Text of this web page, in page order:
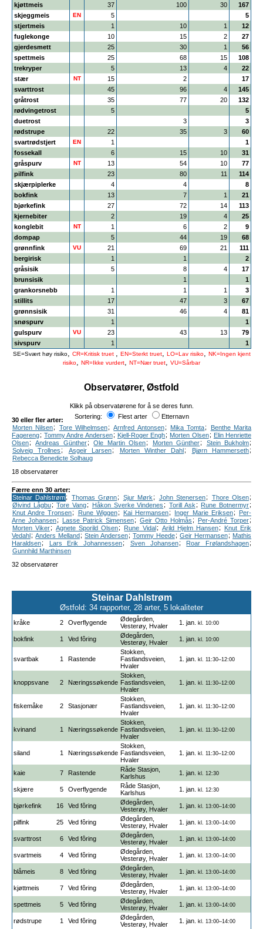
kjøttmeis
37 100 30
167
skjeggmeis
EN 5
5
stjertmeis
1 10 1
12
fuglekonge
10 15 2
27
gjerdesmett
25 30 1
56
spettmeis
25 68 15
108
trekryper
5 13 4
22
stær
NT 15 2
17
svarttrost
45 96 4
145
gråtrost
35 77 20
132
rødvingetrost
5
5
duetrost
3
3
rødstrupe
22 35 3
60
svartrødstjert
EN 1
1
fossekall
6 15 10
31
gråspurv
NT 13 54 10
77
pilfink
23 80 11
114
skjærpiplerke
4 4
8
bokfink
13 7 1
21
bjørkefink
27 72 14
113
kjernebiter
2 19 4
25
konglebit
NT 1 6 2
9
dompap
5 44 19
68
grønnfink
VU 21 69 21
111
bergirisk
1 1
2
gråsisik
5 8 4
17
brunsisik
1
1
grankorsnebb
1 1 1
3
stillits
17 47 3
67
grønnsisik
31 46 4
81
snøspurv
1
1
gulspurv
VU 23 43 13
79
sivspurv
1 1
SE=Svært høy risiko, CR=Kritisk truet , EN=Sterkt truet, LO=Lav risiko, NK=Ingen kjent
risiko, NR=Ikke vurdert, NT=Nær truet, VU=Sårbar
Observatører, Østfold
Klikk på observatørene for å se deres funn.
Sortering:
Flest arter Etternavn
30 eller fler arter:
Morten Nilsen; Tore Wilhelmsen; Arnfred Antonsen; Mika Tomta;
Benthe Marita
Fagereng; Tommy Andre Andersen; Kjell-Roger Engh; Morten Olsen; Elin Henriette
Olsen; Andreas Günther; Ole Martin Olsen; Morten Günther; Stein Bukholm;
Solveig Trollnes ; Asgeir Larsen; Morten Winther Dahl; Bjørn Hammerseth;
Rebecca Benedicte Solhaug
18 observatører
Færre enn 30 arter:
Steinar Dahlstrøm; Thomas Grønn; Sjur Mørk ; John Stenersen; Thore Olsen;
Øivind Lågbu; Tore Vang; Håkon Sverke Vindenes ; Torill Ask ; Rune Botnermyr;
Knut Andre Tronsen; Rune Wiggen; Kai Hermansen; Inger Marie Eriksen;
Per-
Arne Johansen; Lasse Patrick Simensen; Geir Otto Holmås ; Per-André Torper;
Morten Viker; Agnete Sporild Olsen; Rune Vidal ; Arild Hjelm Hansen;
Knut Erik
Vedahl; Anders Melland; Stein Andersen; Tommy Heede; Geir Hermansen; Mathis
Haraldsen; Lars Erik Johannessen; Sven Johansen ; Roar Frølandshagen;
Gunnhild Marthinsen
32 observatører
Steinar Dahlstrøm
Østfold: 34 rapporter, 28 arter, 5 lokaliteter
kråke 2 Overflygende
Ødegården,
Vesterøy, Hvaler
1. jan. kl. 10:00
bokfink 1 Ved fôring
Ødegården,
Vesterøy, Hvaler
1. jan. kl. 10:00
svartbak 1 Rastende
Stokken,
Fastlandsveien,
Hvaler
1. jan. kl. 11:30–12:00
knoppsvane 2 Næringssøkende
Stokken,
Fastlandsveien,
Hvaler
1. jan. kl. 11:30–12:00
fiskemåke 2 Stasjonær
Stokken,
Fastlandsveien,
Hvaler
1. jan. kl. 11:30–12:00
kvinand 1 Næringssøkende
Stokken,
Fastlandsveien,
Hvaler
1. jan. kl. 11:30–12:00
siland 1 Næringssøkende
Stokken,
Fastlandsveien,
Hvaler
1. jan. kl. 11:30–12:00
kaie 7 Rastende
Råde Stasjon,
Karlshus
1. jan. kl. 12:30
skjære 5 Overflygende
Råde Stasjon,
Karlshus
1. jan. kl. 12:30
bjørkefink 16 Ved fôring
Ødegården,
Vesterøy, Hvaler
1. jan. kl. 13:00–14:00
pilfink 25 Ved fôring
Ødegården,
Vesterøy, Hvaler
1. jan. kl. 13:00–14:00
svarttrost 6 Ved fôring
Ødegården,
Vesterøy, Hvaler
1. jan. kl. 13:00–14:00
svartmeis 4 Ved fôring
Ødegården,
Vesterøy, Hvaler
1. jan. kl. 13:00–14:00
blåmeis 8 Ved fôring
Ødegården,
Vesterøy, Hvaler
1. jan. kl. 13:00–14:00
kjøttmeis 7 Ved fôring
Ødegården,
Vesterøy, Hvaler
1. jan. kl. 13:00–14:00
spettmeis 5 Ved fôring
Ødegården,
Vesterøy, Hvaler
1. jan. kl. 13:00–14:00
rødstrupe 1 Ved fôring
Ødegården,
Vesterøy, Hvaler
1. jan. kl. 13:00–14:00